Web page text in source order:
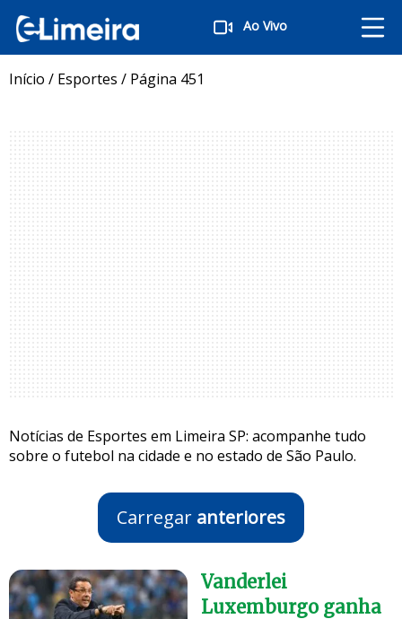
Ao Vivo
Início / Esportes / Página 451
Notícias de Esportes em Limeira SP: acompanhe tudo
sobre o futebol na cidade e no estado de São Paulo.
Carregar anteriores
Vanderlei
Luxemburgo ganha